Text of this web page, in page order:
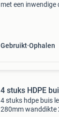
met een inwendige
Gebruikt Ophalen
4 stuks HDPE
4 stuks hdpe buis
280mm wanddikte